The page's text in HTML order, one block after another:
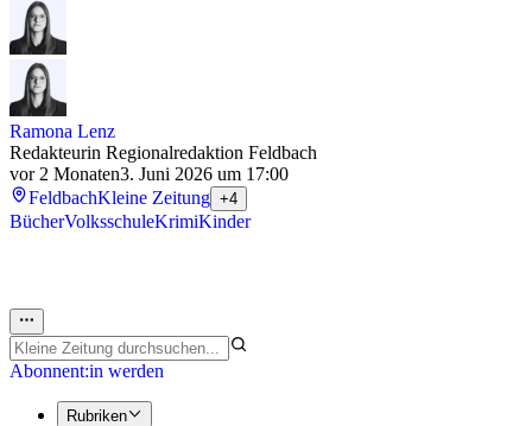
Ramona Lenz
Redakteurin Regionalredaktion Feldbach
vor 2 Monaten3. Juni 2026 um 17:00
FeldbachKleine Zeitung +4
BücherVolksschuleKrimiKinder
Abonnent:in werden
Rubriken